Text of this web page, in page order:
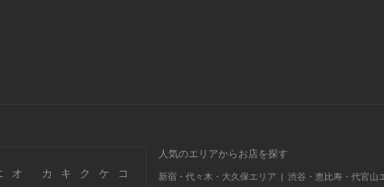
オ カ キ ク ケ コ
人気のエリアからお店を探す
新宿・代々木・大久保エリア 渋谷・恵比寿・代官山